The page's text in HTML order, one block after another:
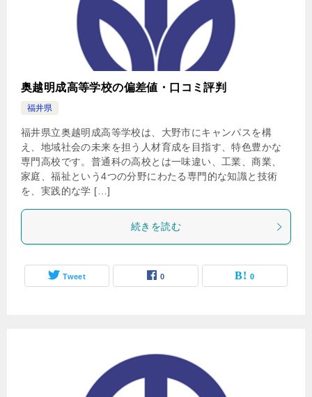
奥越明成高等学校の偏差値・口コミ評判
福井県
福井県立奥越明成高等学校は、大野市にキャンパスを構
え、地域社会の未来を担う人材育成を目指す、特色豊かな
専門高校です。普通科の高校とは一味違い、工業、商業、
家庭、福祉という4つの分野にわたる専門的な知識と技術
を、実践的な学 […]
続きを読む
Tweet 0 0